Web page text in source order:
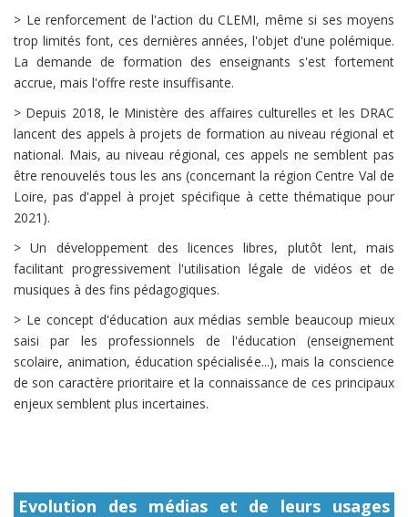
> Le renforcement de l'action du CLEMI, même si ses moyens
trop limités font, ces dernières années, l'objet d'une polémique.
La demande de formation des enseignants s'est fortement
accrue, mais l'offre reste insuffisante.
> Depuis 2018, le Ministère des affaires culturelles et les DRAC
lancent des appels à projets de formation au niveau régional et
national. Mais, au niveau régional, ces appels ne semblent pas
être renouvelés tous les ans (concernant la région Centre Val de
Loire, pas d'appel à projet spécifique à cette thématique pour
2021).
> Un développement des licences libres, plutôt lent, mais
facilitant progressivement l'utilisation légale de vidéos et de
musiques à des fins pédagogiques.
> Le concept d'éducation aux médias semble beaucoup mieux
saisi par les professionnels de l'éducation (enseignement
scolaire, animation, éducation spécialisée...), mais la conscience
de son caractère prioritaire et la connaissance de ces principaux
enjeux semblent plus incertaines.
Evolution des médias et de leurs usages